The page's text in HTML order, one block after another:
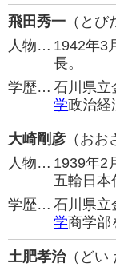
飛田秀一 （とび
人物… 1942年3
長。
学歴… 石川県
学政治経
大崎剛彦 （おお
人物… 1939年2
五輪日本
学歴… 石川県
学商学部
土肥孝治（どい